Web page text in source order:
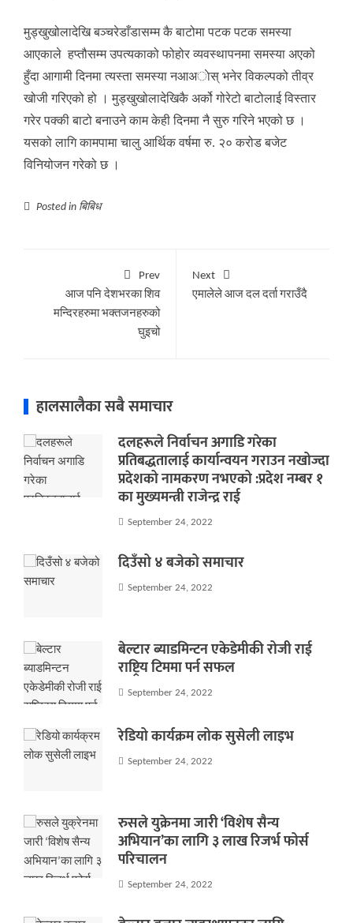
मुड्खुखोलादेखि बञ्चरेडाँडासम्म कै बाटोमा पटक पटक समस्या
आएकाले हप्तौसम्म उपत्यकाको फोहोर व्यवस्थापनमा समस्या अएको
हुँदा आगामी दिनमा त्यस्ता समस्या नआअाेस् भनेर विकल्पको तीव्र
खोजी गरिएको हो । मुड्खुखोलादेखिकै अर्को गोरेटो बाटोलाई विस्तार
गरेर पक्की बाटो बनाउने काम केही दिनमा नै सुरु गरिने भएको छ ।
यसको लागि कामपामा चालु आर्थिक वर्षमा रु. २० करोड बजेट
विनियोजन गरेको छ ।
Posted in बिबिध
Prev
आज पनि देशभरका शिव
मन्दिरहरुमा भक्तजनहरुको
घुइचो
Next
एमालेले आज दल दर्ता गराउँदै
हालसालैका सबै समाचार
दलहरूले निर्वाचन अगाडि गरेका
प्रतिबद्धतालाई कार्यान्वयन गराउन नखोज्दा
प्रदेशको नामकरण नभएको :प्रदेश नम्बर १
का मुख्यमन्त्री राजेन्द्र राई
September 24, 2022
दिउँसो ४ बजेको समाचार
September 24, 2022
बेल्टार ब्याडमिन्टन एकेडेमीकी रोजी राई
राष्ट्रिय टिममा पर्न सफल
September 24, 2022
रेडियो कार्यक्रम लोक सुसेली लाइभ
September 24, 2022
रुसले युक्रेनमा जारी ‘विशेष सैन्य
अभियान’का लागि ३ लाख रिजर्भ फोर्स
परिचालन
September 24, 2022